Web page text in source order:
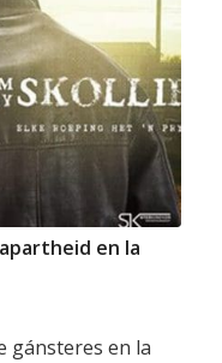
en la
gánsteres en la